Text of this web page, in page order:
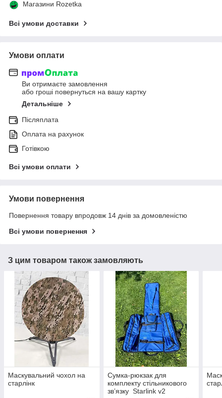
Магазини Rozetka
Всі умови доставки
Умови оплати
Ви отримаєте замовлення
або гроші повернуться на вашу картку
Детальніше
Післяплата
Оплата на рахунок
Готівкою
Всі умови оплати
Умови повернення
Повернення товару впродовж 14 днів за домовленістю
Всі умови повернення
З цим товаром також замовляють
Маскувальний чохол на
старлінк
Сумка-рюкзак для
комплекту стільникового
зв’язку Starlink v2